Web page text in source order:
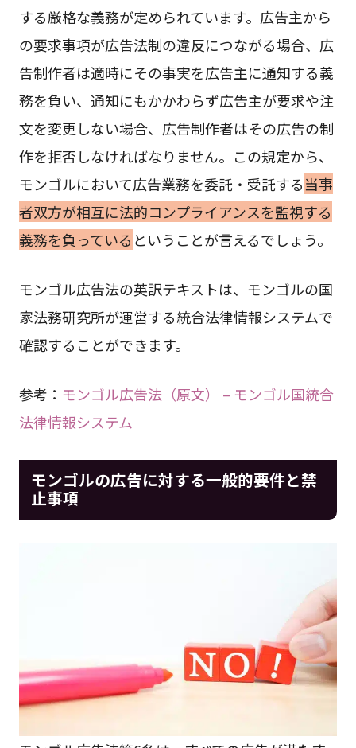
する厳格な義務が定められています。広告主から
の要求事項が広告法制の違反につながる場合、広
告制作者は適時にその事実を広告主に通知する義
務を負い、通知にもかかわらず広告主が要求や注
文を変更しない場合、広告制作者はその広告の制
作を拒否しなければなりません。この規定から、
モンゴルにおいて広告業務を委託・受託する当事
者双方が相互に法的コンプライアンスを監視する
義務を負っている ということが言えるでしょう。
モンゴル広告法の英訳テキストは、モンゴルの国
家法務研究所が運営する統合法律情報システムで
確認することができます。
参考： モンゴル広告法（原文） – モンゴル国統合
法律情報システム
モンゴルの広告に対する一般的要件と禁
止事項